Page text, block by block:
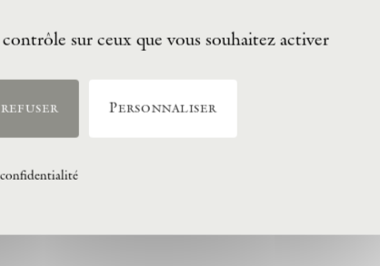
sur ceux que vous souhaitez activer
Personnaliser